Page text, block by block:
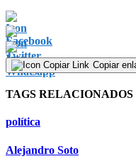
Copiar
TAGS RELACIONADOS
política
Alejandro Soto